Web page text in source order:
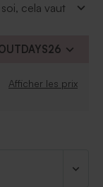
cela vaut
pour un
Sulfate;
Afficher les prix